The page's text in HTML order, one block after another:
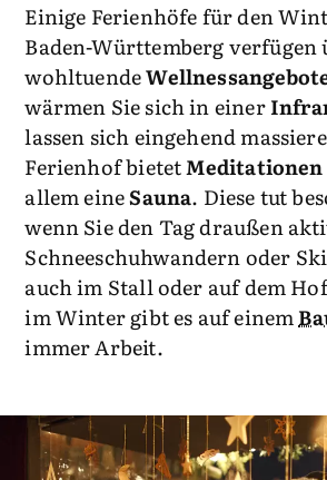
Einige Ferienhöfe für den
Baden-Württemberg verfügen
wohltuende
wärmen Sie sich in einer
lassen sich eingehend
Ferienhof bietetMeditationen
allem eineSauna. Diese tut
wenn Sie den Tag draußen
Schneeschuhwandern oder
auch im Stall oder auf dem
im Winter gibt es auf einem
immer Arbeit.